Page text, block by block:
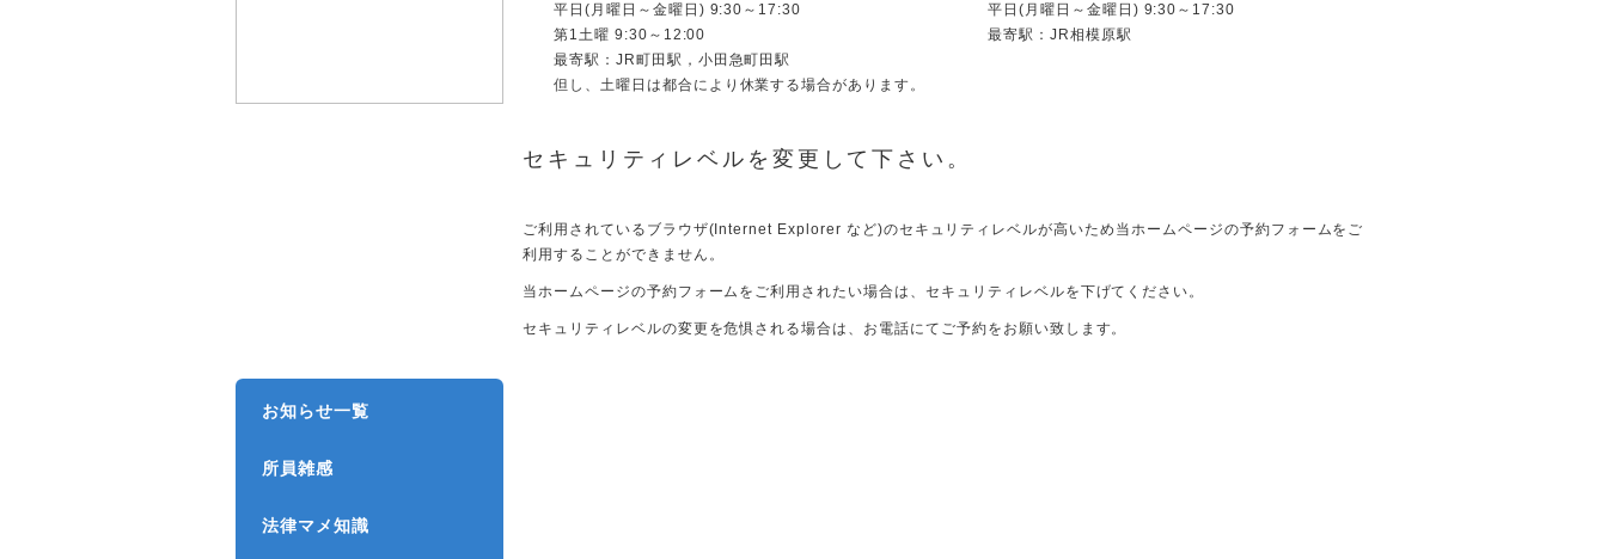
平日(月曜日～金曜日) 9:30～17:30
第1土曜 9:30～12:00
最寄駅：JR町田駅，小田急町田駅
但し、土曜日は都合により休業する場合があります。
平日(月曜日～金曜日) 9:30～17:30
最寄駅：JR相模原駅
セキュリティレベルを変更して下さい。
ご利用されているブラウザ(Internet Explorer など)のセキュリティレベルが高いため当ホームページの予約フォームをご
利用することができません。
当ホームページの予約フォームをご利用されたい場合は、セキュリティレベルを下げてください。
セキュリティレベルの変更を危惧される場合は、お電話にてご予約をお願い致します。
お知らせ一覧
所員雑感
法律マメ知識